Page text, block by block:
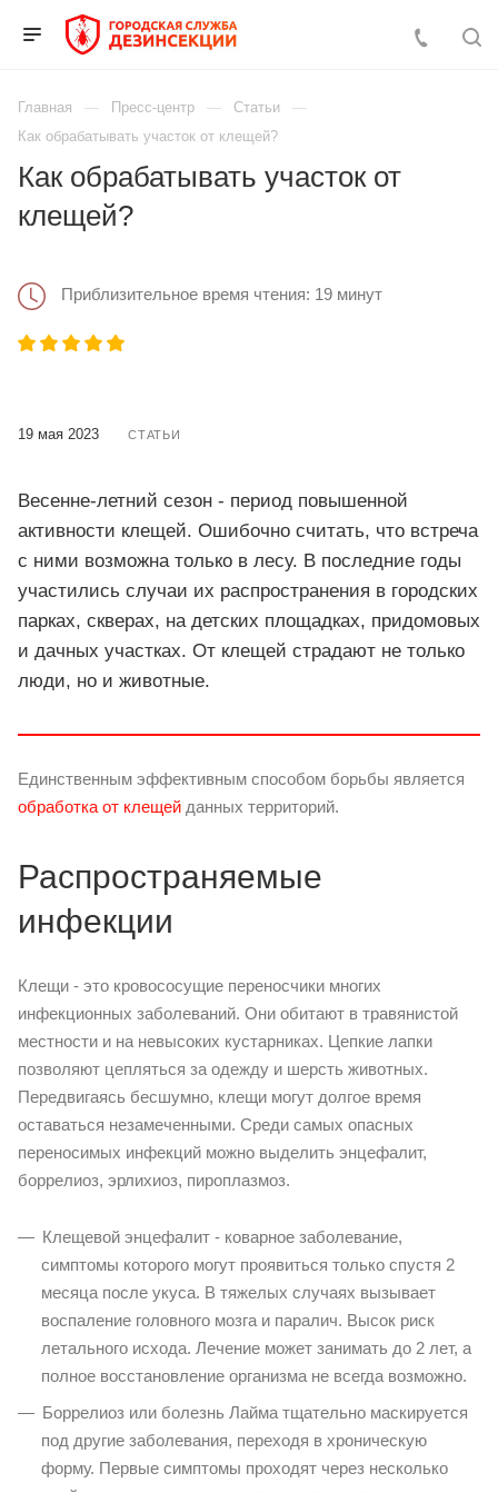
Главная Пресс-центр
Статьи
Как обрабатывать участок от клещей?
Как обрабатывать участок от
клещей?
Приблизительное время чтения: 19 минут
19 мая 2023 СТАТЬИ
Весенне-летний сезон - период повышенной
активности клещей. Ошибочно считать, что встреча
с ними возможна только в лесу. В последние годы
участились случаи их распространения в городских
парках, скверах, на детских площадках, придомовых
и дачных участках. От клещей страдают не только
люди, но и животные.
Единственным эффективным способом борьбы является
обработка от клещей данных территорий.
Распространяемые
инфекции
Клещи - это кровососущие переносчики многих
инфекционных заболеваний. Они обитают в травянистой
местности и на невысоких кустарниках. Цепкие лапки
позволяют цепляться за одежду и шерсть животных.
Передвигаясь бесшумно, клещи могут долгое время
оставаться незамеченными. Среди самых опасных
переносимых инфекций можно выделить энцефалит,
боррелиоз, эрлихиоз, пироплазмоз.
Клещевой энцефалит - коварное заболевание,
симптомы которого могут проявиться только спустя 2
месяца после укуса. В тяжелых случаях вызывает
воспаление головного мозга и паралич. Высок риск
летального исхода. Лечение может занимать до 2 лет, а
полное восстановление организма не всегда возможно.
Боррелиоз или болезнь Лайма тщательно маскируется
под другие заболевания, переходя в хроническую
форму. Первые симптомы проходят через несколько